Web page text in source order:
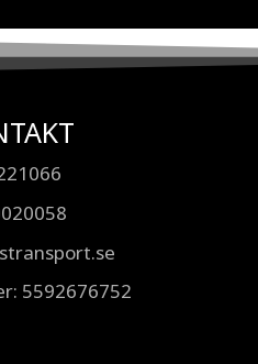
: 5592676752